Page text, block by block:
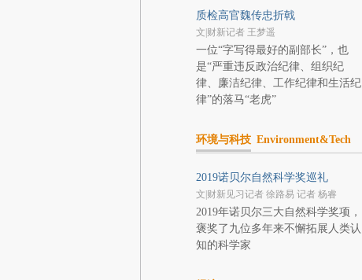
质检高官魏传忠折戟
文|财新记者 王梦遥
一位“字写得最好的副部长”，也
是“严重违反政治纪律、组织纪
律、廉洁纪律、工作纪律和生活纪
律”的落马“老虎”
环境与科技 Environment&Tech
2019诺贝尔自然科学奖巡礼
文|财新见习记者 徐路易 记者 杨睿
2019年诺贝尔三大自然科学奖项，
褒奖了九位多年来不懈拓展人类认
知的科学家